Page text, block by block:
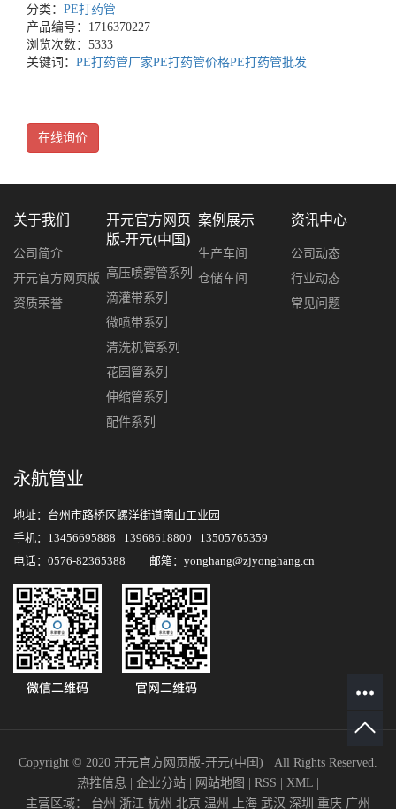
分类： PE打药管
产品编号：1716370227
浏览次数：5333
关键词： PE打药管厂家PE打药管价格PE打药管批发
在线询价
关于我们
公司简介
开元官方网页版
资质荣誉
开元官方网页
版-开元(中国)
高压喷雾管系列
滴灌带系列
微喷带系列
清洗机管系列
花园管系列
伸缩管系列
配件系列
案例展示
生产车间
仓储车间
资讯中心
公司动态
行业动态
常见问题
永航管业
地址：台州市路桥区螺洋街道南山工业园
手机：13456695888 13968618800 13505765359
电话：0576-82365388 邮箱：yonghang@zjyonghang.cn
Copyright © 2020 开元官方网页版-开元(中国) All Rights Reserved.
热推信息
企业分站 网站地图 RSS XML
主营区域： 台州 浙江 杭州 北京 温州 上海 武汉 深圳 重庆 广州